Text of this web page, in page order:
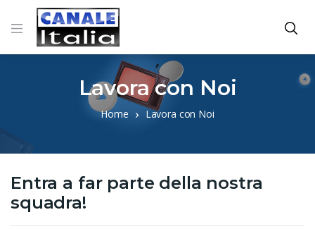
Lavora con Noi
Home Lavora con Noi
Entra a far parte della nostra
squadra!